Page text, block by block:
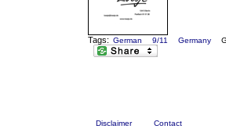
Tags: German 9/11 Germany
Disclaimer Contact